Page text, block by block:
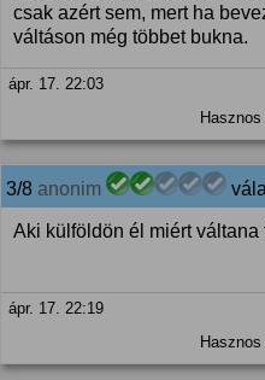
csak azért sem, mert ha
váltáson még többet bukna.
ápr. 17. 22:03
3/8 anonim
Aki külföldön él miért váltana
ápr. 17. 22:19